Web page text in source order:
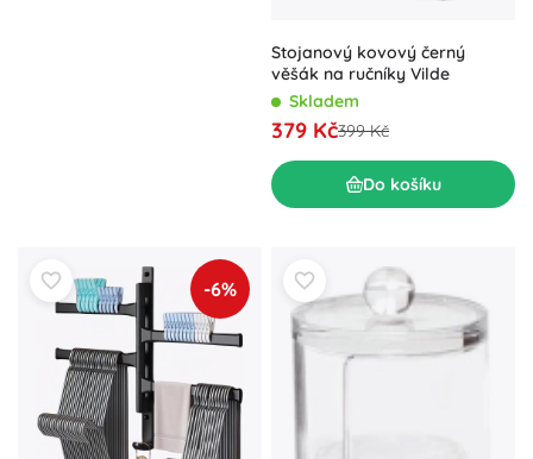
Stojanový kovový černý
věšák na ručníky Vilde
Skladem
379 Kč399 Kč
Do košíku
-6%